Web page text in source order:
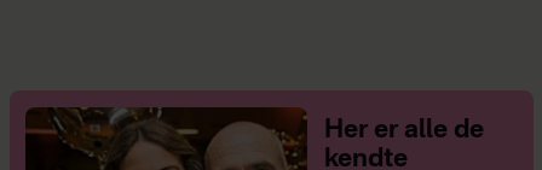
Her er alle de
kendte